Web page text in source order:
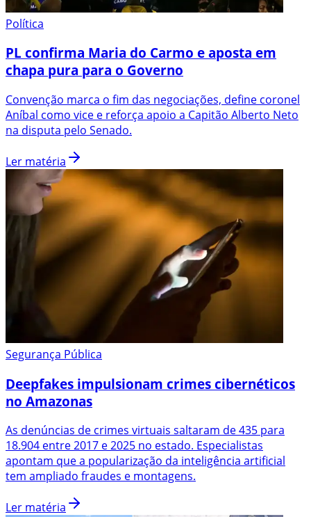
Política
PL confirma Maria do Carmo e aposta em
chapa pura para o Governo
Convenção marca o fim das negociações, define coronel
Aníbal como vice e reforça apoio a Capitão Alberto Neto
na disputa pelo Senado.
Ler matéria
Segurança Pública
Deepfakes impulsionam crimes cibernéticos
no Amazonas
As denúncias de crimes virtuais saltaram de 435 para
18.904 entre 2017 e 2025 no estado. Especialistas
apontam que a popularização da inteligência artificial
tem ampliado fraudes e montagens.
Ler matéria